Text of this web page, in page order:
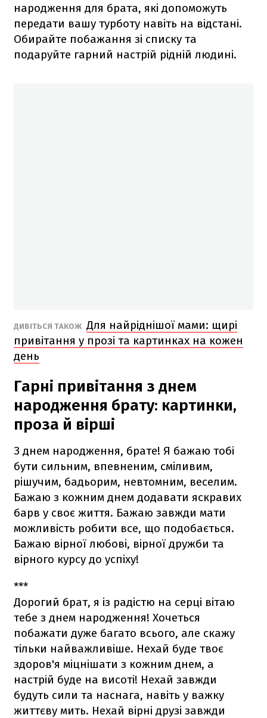
народження для брата, які допоможуть
передати вашу турботу навіть на відстані.
Обирайте побажання зі списку та
подаруйте гарний настрій рідній людині.
ДИВІТЬСЯ ТАКОЖ Для найріднішої мами: щирі
привітання у прозі та картинках на кожен
день
Гарні привітання з днем
народження брату: картинки,
проза й вірші
З днем народження, брате! Я бажаю тобі
бути сильним, впевненим, сміливим,
рішучим, бадьорим, невтомним, веселим.
Бажаю з кожним днем додавати яскравих
барв у своє життя. Бажаю завжди мати
можливість робити все, що подобається.
Бажаю вірної любові, вірної дружби та
вірного курсу до успіху!
***
Дорогий брат, я із радістю на серці вітаю
тебе з днем народження! Хочеться
побажати дуже багато всього, але скажу
тільки найважливіше. Нехай буде твоє
здоров'я міцнішати з кожним днем, а
настрій буде на висоті! Нехай завжди
будуть сили та наснага, навіть у важку
життєву мить. Нехай вірні друзі завжди